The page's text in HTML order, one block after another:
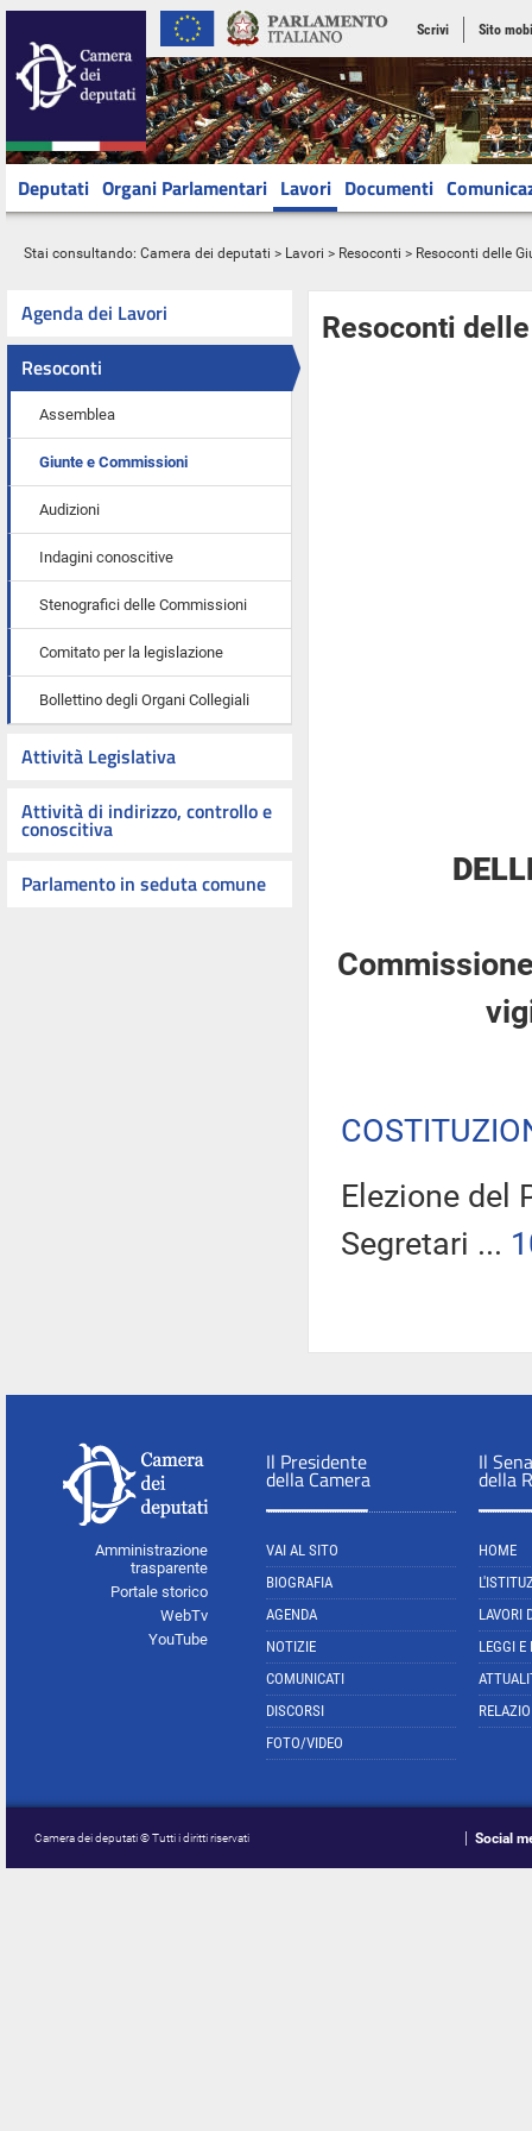
Scrivi Sito
Deputati Organi Parlamentari Lavori Documenti
Stai consultando: Camera dei deputati > Lavori > Resoconti > Resoconti delle
Agenda dei Lavori
Resoconti
Assemblea
Giunte e Commissioni
Audizioni
Indagini conoscitive
Stenografici delle Commissioni
Comitato per la legislazione
Bollettino degli Organi Collegiali
Attività Legislativa
Attività di indirizzo, controllo e
conoscitiva
Parlamento in seduta comune
Resoconti
Elezione del
Segretari ...
Amministrazione
trasparente
Portale storico
WebTv
YouTube
Il Presidente
della Camera
VAI AL SITO
BIOGRAFIA
AGENDA
NOTIZIE
COMUNICATI
DISCORSI
FOTO/VIDEO
Il
della
HOME
LAVORI
LEGGI E
Camera dei deputati © Tutti i diritti riservati Social